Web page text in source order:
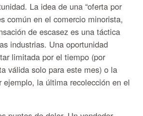
La idea de una “oferta por
común en el comercio minorista,
de escasez es una táctica
industrias. Una oportunidad
limitada por el tiempo (por
válida solo para este mes) o la
ejemplo, la última recolección en el